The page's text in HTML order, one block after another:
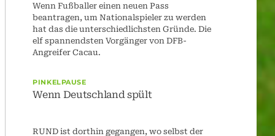
im
Pep Pep
Wenn Fußballer einen neuen Pass
beantragen, um Nationalspieler zu werden
hat das die unterschiedlichsten Gründe. Die
elf spannendsten Vorgänger von DFB-
Angreifer Cacau.
PINKELPAUSE
Wenn Deutschland spült
RUND ist dorthin gegangen, wo selbst der